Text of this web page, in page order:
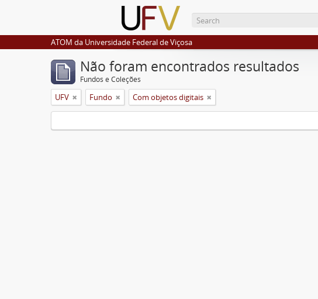
ATOM da Universidade Federal de Viçosa
Não foram encontrados resultados
Fundos e Coleções
UFV Fundo Com objetos digitais